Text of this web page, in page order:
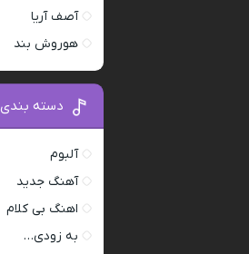
آصف آریا
هوروش بند
دسته بندی
آلبوم
آهنگ جدید
اهنگ بی کلام
به زودی…